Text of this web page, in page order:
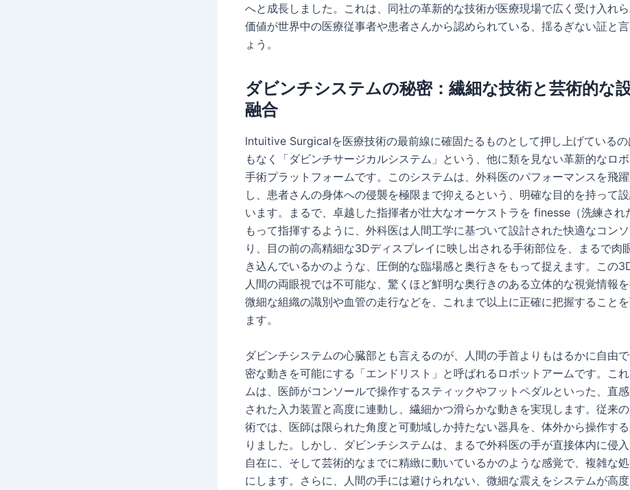
へと成長しました。これは、同社の革新的な技術が医療現場で広く受け入れ
価値が世界中の医療従事者や患者さんから認められている、揺るぎない証と
ょう。
ダビンチシステムの秘密：繊細な技術と芸術的な
融合
Intuitive Surgicalを医療技術の最前線に確固たるものとして押し上げている
もなく「ダビンチサージカルシステム」という、他に類を見ない革新的なロ
手術プラットフォームです。このシステムは、外科医のパフォーマンスを飛
し、患者さんの身体への侵襲を極限まで抑えるという、明確な目的を持って
います。まるで、卓越した指揮者が壮大なオーケストラを finesse（洗練され
もって指揮するように、外科医は人間工学に基づいて設計された快適なコン
り、目の前の高精細な3Dディスプレイに映し出される手術部位を、まるで肉
き込んでいるかのような、圧倒的な臨場感と奥行きをもって捉えます。この
人間の両眼視では不可能な、驚くほど鮮明な奥行きのある立体的な視覚情報を
微細な組織の識別や血管の走行などを、これまで以上に正確に把握すること
ます。
ダビンチシステムの心臓部とも言えるのが、人間の手首よりもはるかに自由
密な動きを可能にする「エンドリスト」と呼ばれるロボットアームです。こ
ムは、医師がコンソールで操作するスティックやフットペダルといった、直
された入力装置と高度に連動し、繊細かつ滑らかな動きを実現します。従来
術では、医師は限られた角度と可動域しか持たない器具を、体外から操作す
りました。しかし、ダビンチシステムは、まるで外科医の手が直接体内に侵
自在に、そして芸術的なまでに精緻に動いているかのような感覚で、複雑な
にします。さらに、人間の手には避けられない、微細な震えをシステムが高度